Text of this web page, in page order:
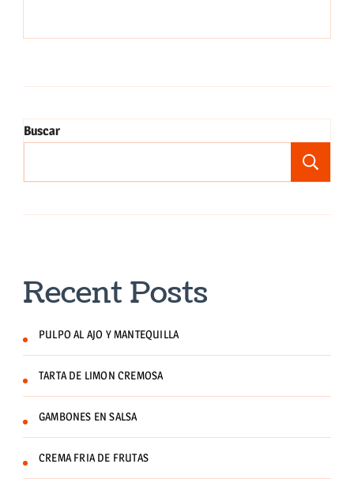
Buscar
Recent Posts
PULPO AL AJO Y MANTEQUILLA
TARTA DE LIMON CREMOSA
GAMBONES EN SALSA
CREMA FRIA DE FRUTAS